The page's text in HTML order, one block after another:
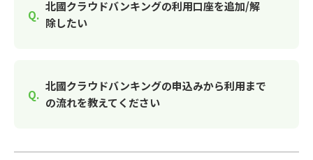
北國クラウドバンキングの利用口座を追加/解
除したい
北國クラウドバンキングの申込みから利用まで
の流れを教えてください